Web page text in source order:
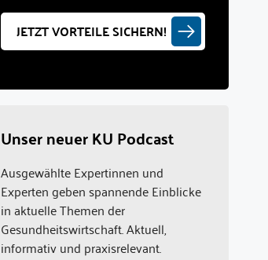
JETZT VORTEILE SICHERN!
Unser neuer KU Podcast
Ausgewählte Expertinnen und
Experten geben spannende Einblicke
in aktuelle Themen der
Gesundheitswirtschaft. Aktuell,
informativ und praxisrelevant.